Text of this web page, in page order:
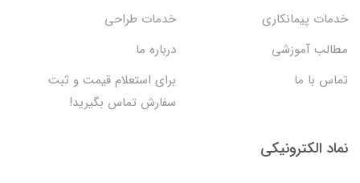
خدمات پیمانکاری
خدمات طراحی
مطالب آموزشی
درباره ما
تماس با ما
برای استعلام قیمت و ثبت
سفارش تماس بگیرید!
نماد الکترونیکی